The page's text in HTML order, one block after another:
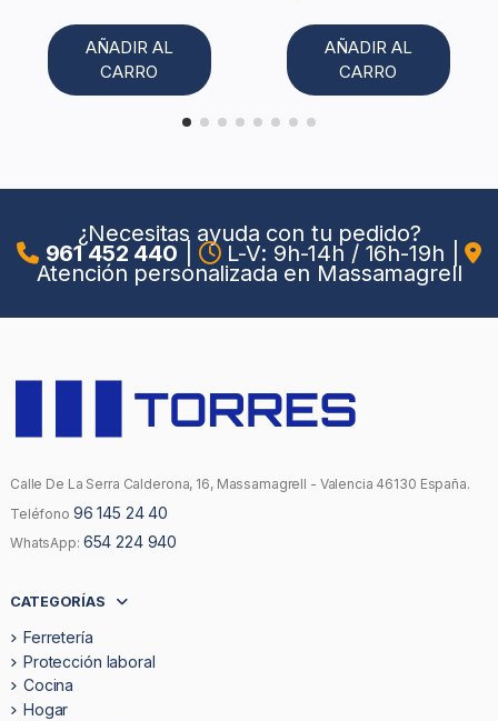
AÑADIR AL
CARRO
AÑADIR AL
CARRO
¿Necesitas ayuda con tu pedido?
961 452 440 L-V: 9h-14h / 16h-19h
Atención personalizada en Massamagrell
Calle De La Serra Calderona, 16, Massamagrell - Valencia 46130 España.
Teléfono 96 145 24 40
WhatsApp: 654 224 940
CATEGORÍAS
Ferretería
Protección laboral
Cocina
Hogar